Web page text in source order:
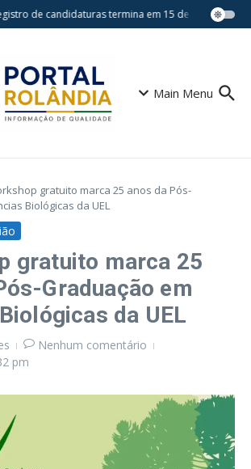
de candidaturas termina em 15 de agosto
Main Menu
gratuito marca 25 anos da Pós-
Biológicas da UEL
gratuito marca 25
Graduação em
da UEL
Nenhum comentário
pm